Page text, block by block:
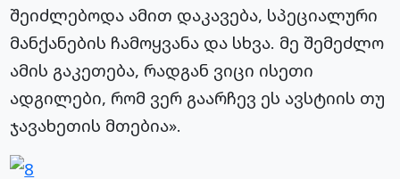
შეიძლებოდა ამით დაკავება, სპეციალური
მანქანების ჩამოყვანა და სხვა. მე შემეძლო
ამის გაკეთება, რადგან ვიცი ისეთი
ადგილები, რომ ვერ გაარჩევ ეს ავსტიის თუ
ჯავახეთის მთებია».